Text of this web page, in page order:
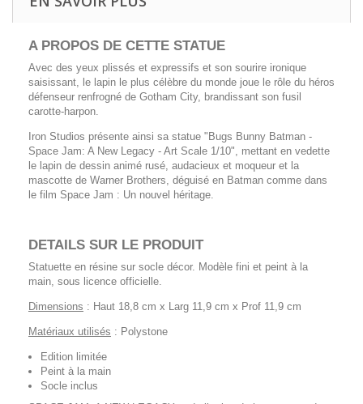
A PROPOS DE CETTE STATUE
Avec des yeux plissés et expressifs et son sourire ironique
saisissant, le lapin le plus célèbre du monde joue le rôle du héros
défenseur renfrogné de Gotham City, brandissant son fusil
carotte-harpon.
Iron Studios présente ainsi sa statue "Bugs Bunny Batman -
Space Jam: A New Legacy - Art Scale 1/10", mettant en vedette
le lapin de dessin animé rusé, audacieux et moqueur et la
mascotte de Warner Brothers, déguisé en Batman comme dans
le film Space Jam : Un nouvel héritage.
DETAILS SUR LE PRODUIT
Statuette en résine sur socle décor. Modèle fini et peint à la
main, sous licence officielle.
Dimensions : Haut 18,8 cm x Larg 11,9 cm x Prof 11,9 cm
Matériaux utilisés : Polystone
Edition limitée
Peint à la main
Socle inclus